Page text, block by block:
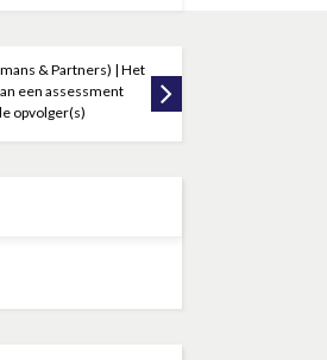
(Bristol) | De familiale
en het belang van